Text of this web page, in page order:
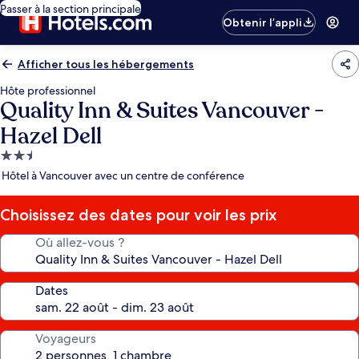
Passer à la section principale
Obtenir l’appli
Afficher tous les hébergements
Hôte professionnel
Quality Inn & Suites Vancouver -
Hazel Dell
Hébergement
2.5 étoiles
Hôtel à Vancouver avec un centre de conférence
Choisissez des dates pour voir les prix
Où allez-vous ?
Dates
Voyageurs